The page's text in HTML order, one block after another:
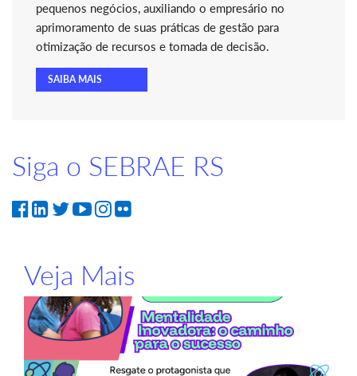
pequenos negócios, auxiliando o empresário no
aprimoramento de suas práticas de gestão para
otimização de recursos e tomada de decisão.
SAIBA MAIS
Siga o SEBRAE RS
Veja Mais